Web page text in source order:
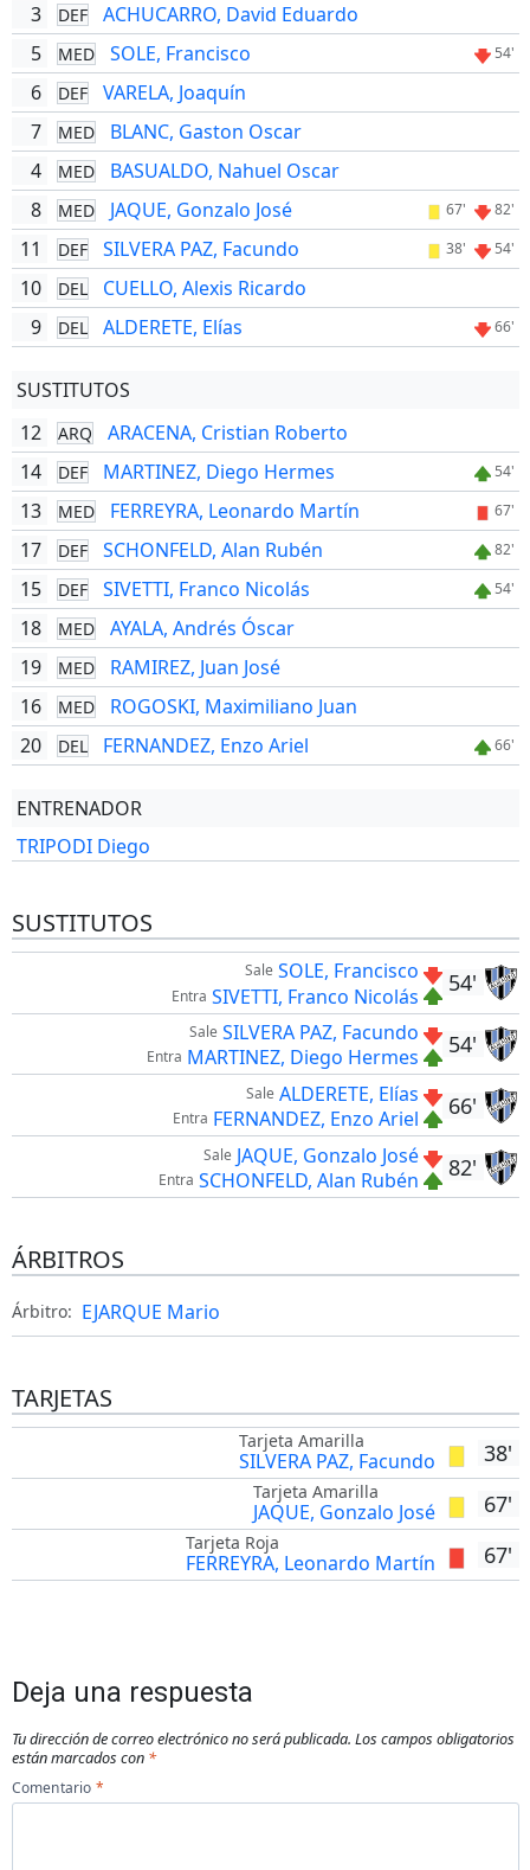
3
DEF
ACHUCARRO, David Eduardo
5
MED SOLE, Francisco 54'
6 DEF
VARELA, Joaquín
7
MED
BLANC, Gaston Oscar
4
MED
BASUALDO, Nahuel Oscar
8
MED JAQUE, Gonzalo José 67' 82'
11 DEF SILVERA PAZ, Facundo 38' 54'
10 DEL
CUELLO, Alexis Ricardo
9
DEL ALDERETE, Elías 66'
SUSTITUTOS
12
ARQ
ARACENA, Cristian Roberto
14
DEF MARTINEZ, Diego Hermes 54'
13 MED FERREYRA, Leonardo Martín 67'
17 DEF SCHONFELD, Alan Rubén 82'
15 DEF SIVETTI, Franco Nicolás 54'
18 MED
AYALA, Andrés Óscar
19
MED
RAMIREZ, Juan José
16
MED
ROGOSKI, Maximiliano Juan
20
DEL FERNANDEZ, Enzo Ariel 66'
ENTRENADOR
TRIPODI Diego
SUSTITUTOS
54'
Sale SOLE, Francisco
Entra SIVETTI, Franco Nicolás
54'
Sale SILVERA PAZ, Facundo
Entra MARTINEZ, Diego Hermes
66'
Sale ALDERETE, Elías
Entra FERNANDEZ, Enzo Ariel
82'
Sale JAQUE, Gonzalo José
Entra SCHONFELD, Alan Rubén
ÁRBITROS
Árbitro: EJARQUE Mario
TARJETAS
38'
Tarjeta Amarilla
SILVERA PAZ, Facundo
67'
Tarjeta Amarilla
JAQUE, Gonzalo José
67'
Tarjeta Roja
FERREYRA, Leonardo Martín
Deja una respuesta
Tu dirección de correo electrónico no será publicada. Los campos obligatorios
están marcados con *
Comentario *